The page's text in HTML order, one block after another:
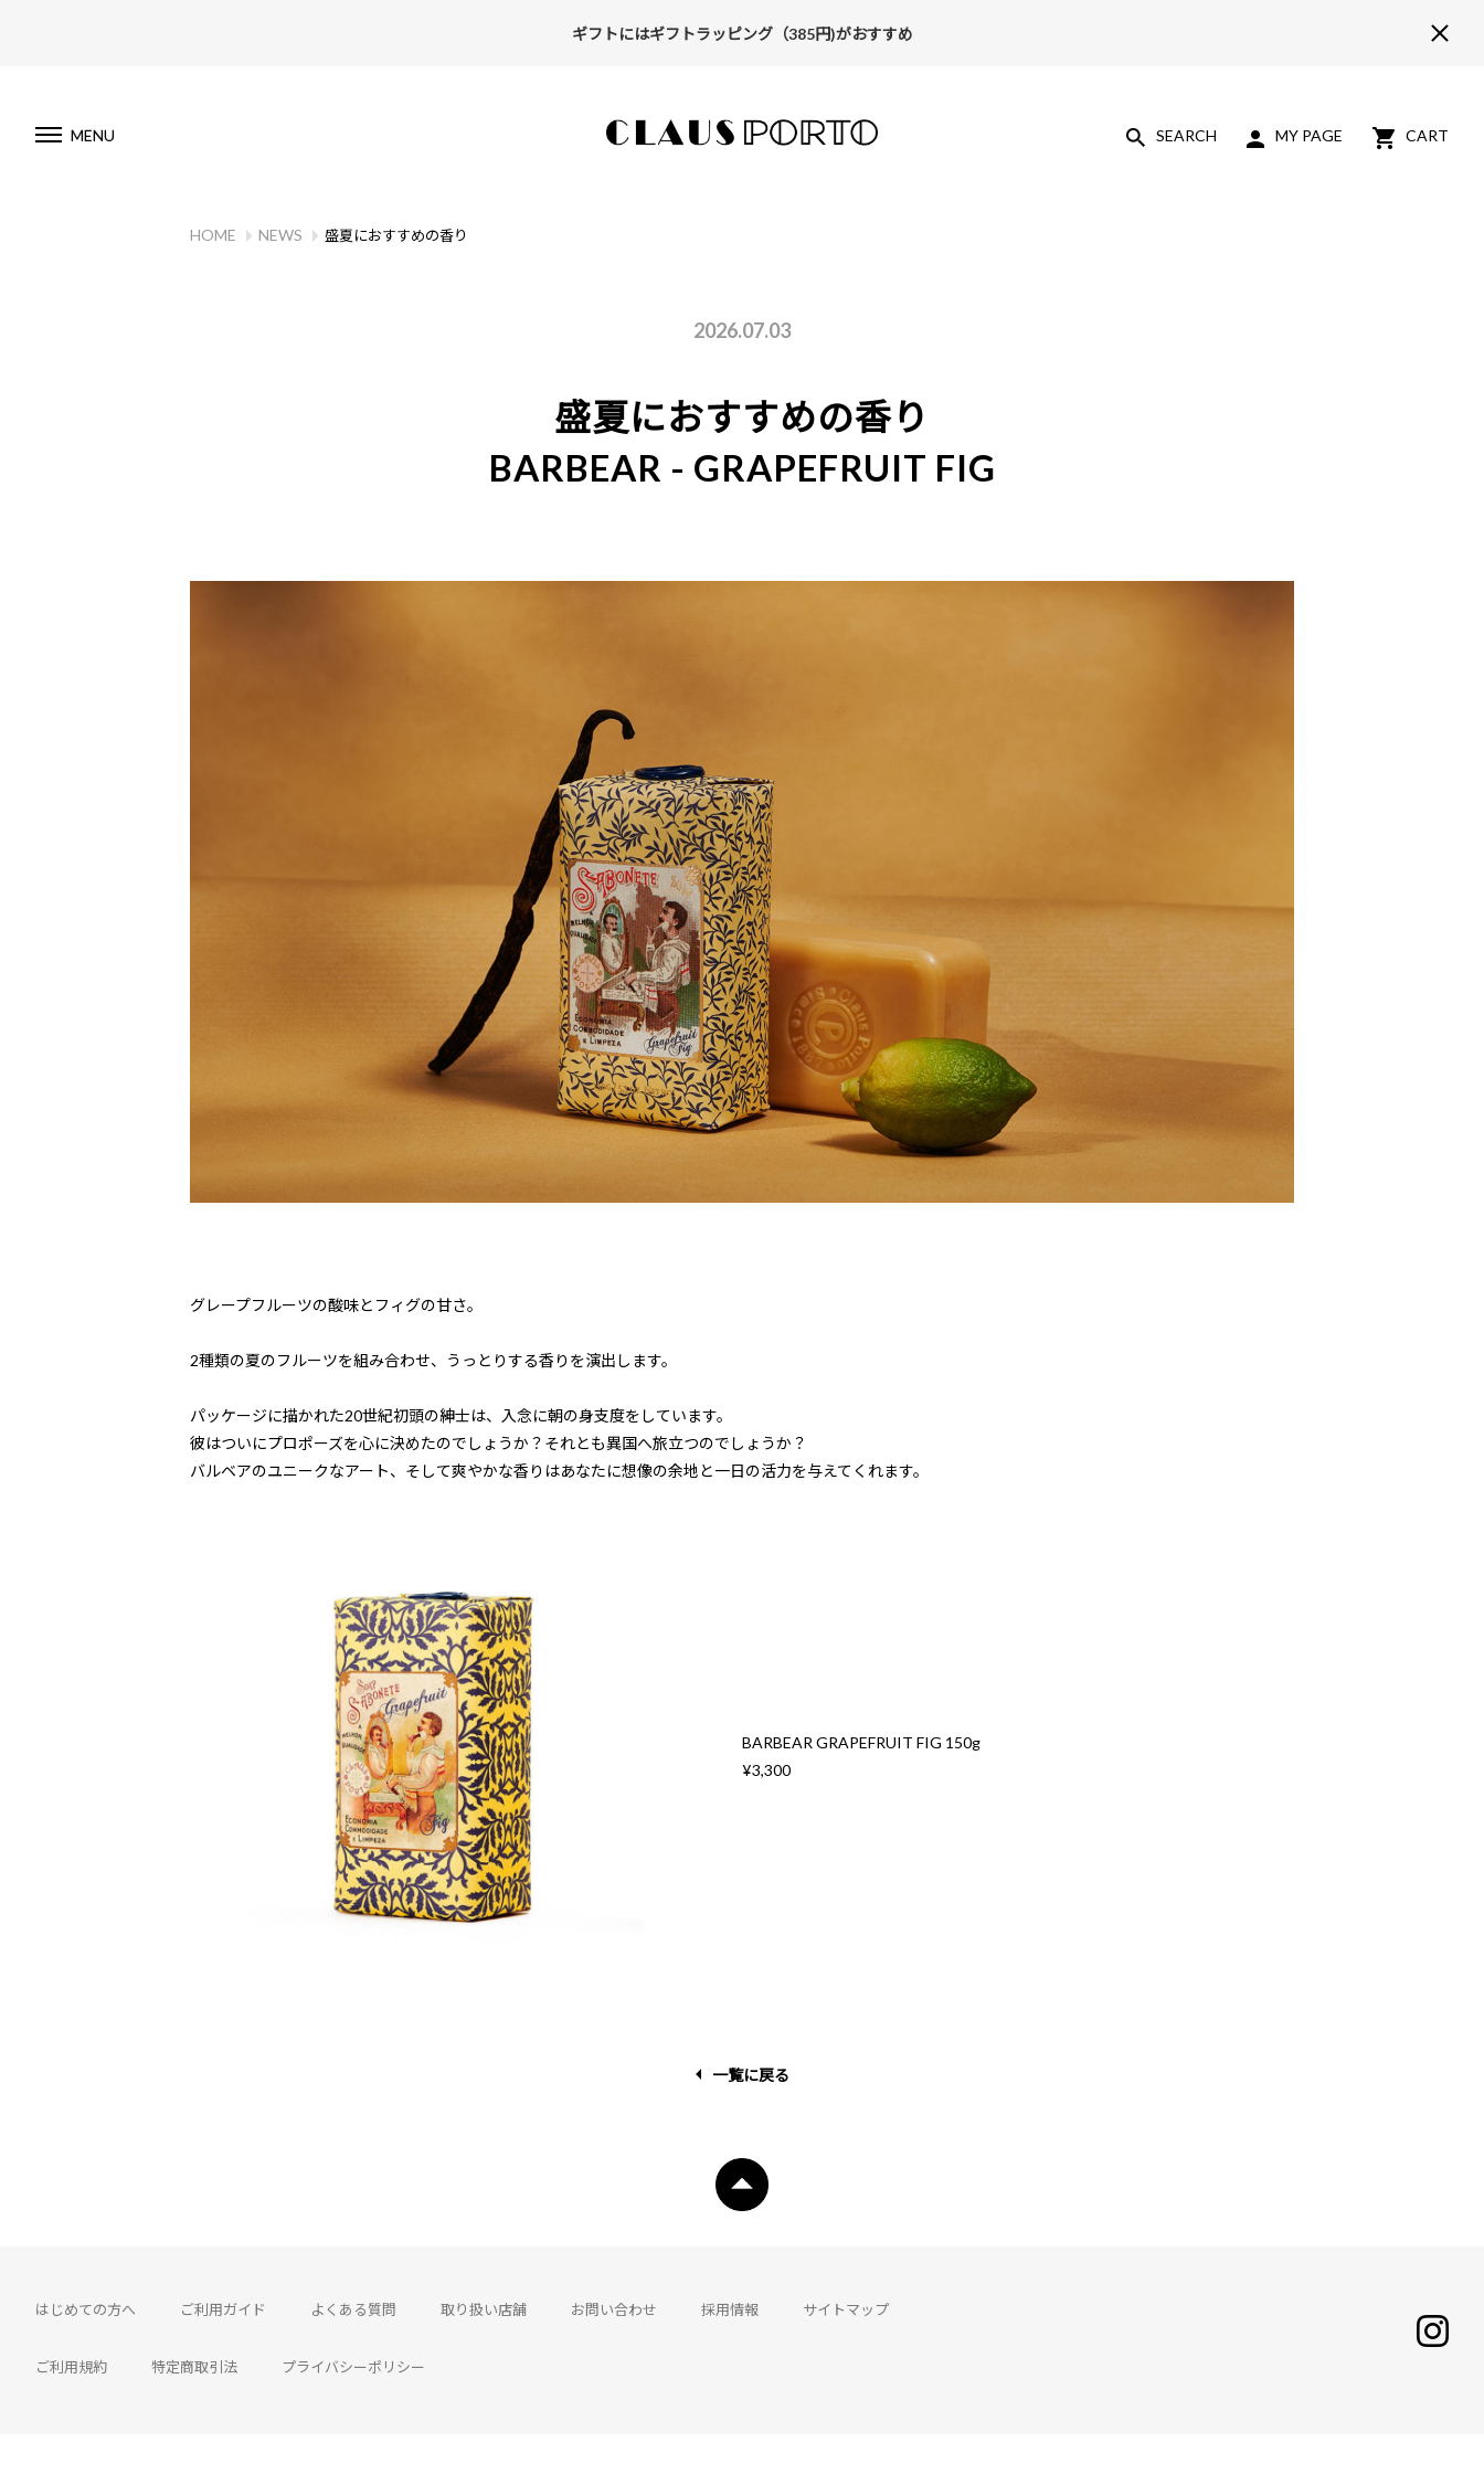
ギフトにはギフトラッピング（385円)がおすすめ
MENU
SEARCH MY PAGE CART
HOME NEWS 盛夏におすすめの香り
2026.07.03
盛夏におすすめの香り
BARBEAR - GRAPEFRUIT FIG
グレープフルーツの酸味とフィグの甘さ。
2種類の夏のフルーツを組み合わせ、うっとりする香りを演出します。
パッケージに描かれた20世紀初頭の紳士は、入念に朝の身支度をしています。
彼はついにプロポーズを心に決めたのでしょうか？それとも異国へ旅立つのでしょうか？
バルベアのユニークなアート、そして爽やかな香りはあなたに想像の余地と一日の活力を与えてくれます。
BARBEAR GRAPEFRUIT FIG 150g
¥3,300
一覧に戻る
はじめての方へ ご利用ガイド よくある質問 取り扱い店舗 お問い合わせ 採用情報 サイトマップ
ご利用規約 特定商取引法 プライバシーポリシー